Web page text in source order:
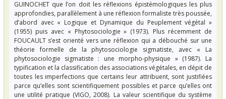
GUINOCHET que l’on doit les réflexions épistémologiques les plus
approfondies, parallèlement à une réflexion formaliste très poussée,
d’abord avec « Logique et Dynamique du Peuplement végétal »
(1955) puis avec « Phytosociologie » (1973). Plus récemment de
FOUCAULT s’est orienté vers une réflexion qui a débouché sur une
théorie formelle de la phytosociologie sigmatiste, avec « La
phytosociologie sigmatiste : une morpho-physique » (1987). La
typification et la classification des associations végétales, en dépit de
toutes les imperfections que certains leur attribuent, sont justifiées
parce qu’elles sont scientifiquement possibles et parce qu’elles ont
une utilité pratique (VIGO, 2008). La valeur scientifique du système